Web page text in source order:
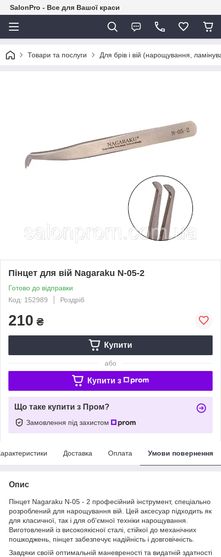
SalonPro - Все для Вашої краси
Товари та послуги Для брів і вій (нарощування,
Пінцет для вій Nagaraku N-05-2
Готово до відправки
Код: 152989
Роздріб
210 ₴
Купити
або
Купити з
Що таке купити з Пром?
Замовлення під захистом
Доставка Оплата Умови повернення
Опис
Пінцет Nagaraku N-05 - 2 професійний інструмент, спеціально
розроблений для нарощування вій. Цей аксесуар підходить як
для класичної, так і для об'ємної техніки нарощування.
Виготовлений із високоякісної сталі, стійкої до механічних
пошкоджень, пінцет забезпечує надійність і довговічність.
Завдяки своїй оптимальній маневреності та видатній здатності